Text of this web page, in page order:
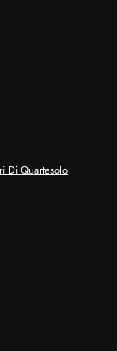
Di Quartesolo